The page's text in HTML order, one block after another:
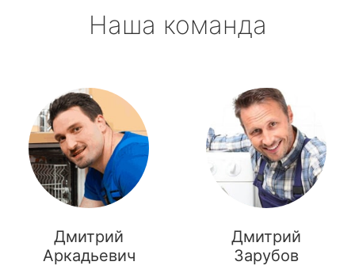
Наша команда
Дмитрий
Аркадьевич
Дмитрий
Зарубов